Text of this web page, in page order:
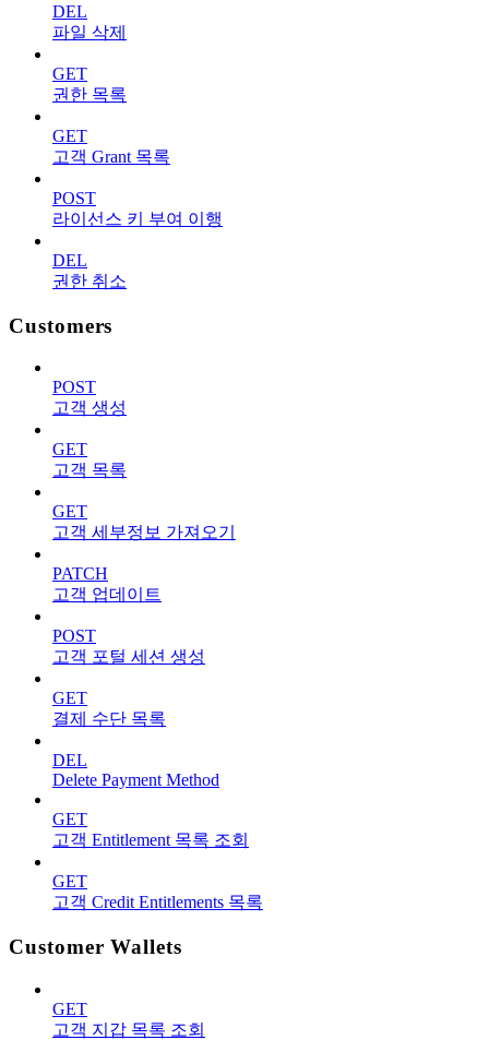
DEL
파일 삭제
GET
권한 목록
GET
고객 Grant 목록
POST
라이선스 키 부여 이행
DEL
권한 취소
Customers
POST
고객 생성
GET
고객 목록
GET
고객 세부정보 가져오기
PATCH
고객 업데이트
POST
고객 포털 세션 생성
GET
결제 수단 목록
DEL
Delete Payment Method
GET
고객 Entitlement 목록 조회
GET
고객 Credit Entitlements 목록
Customer Wallets
GET
고객 지갑 목록 조회